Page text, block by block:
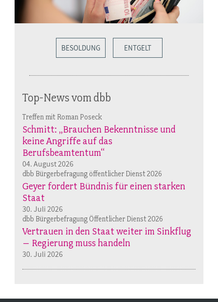
BESOLDUNG ENTGELT
Top-News vom dbb
Treffen mit Roman Poseck
Schmitt: „Brauchen Bekenntnisse und
keine Angriffe auf das
Berufsbeamtentum“
04. August 2026
dbb Bürgerbefragung öffentlicher Dienst 2026
Geyer fordert Bündnis für einen starken
Staat
30. Juli 2026
dbb Bürgerbefragung Öffentlicher Dienst 2026
Vertrauen in den Staat weiter im Sinkflug
– Regierung muss handeln
30. Juli 2026